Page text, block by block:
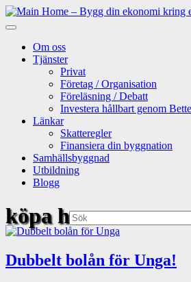
Skip
to
Om oss
Tjänster
Privat
Företag / Organisation
Föreläsning / Debatt
Investera hållbart genom
Länkar
Skatteregler
Finansiera din byggnation
Samhällsbyggnad
Utbildning
Blogg
köpa hus
Sök:
Dubbelt bolån för Unga!